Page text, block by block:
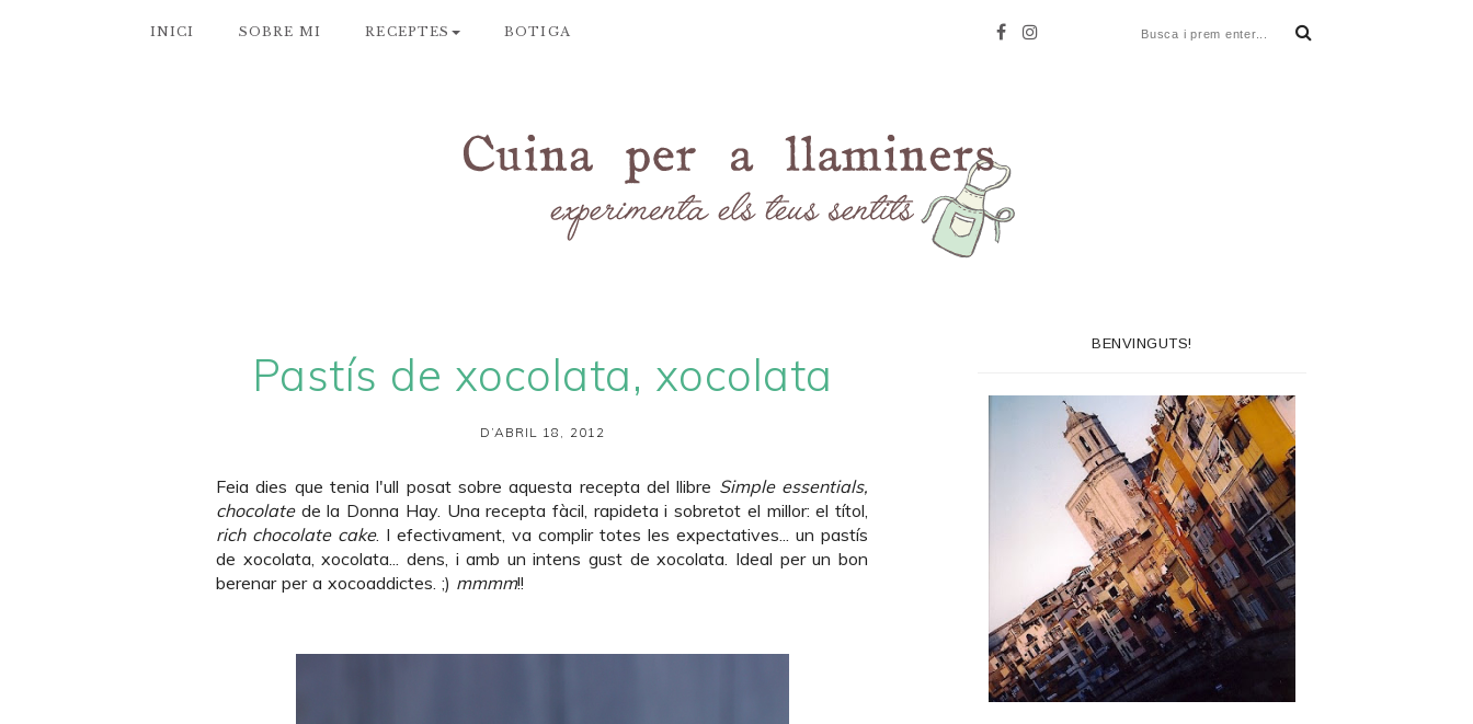
INICI SOBRE MI RECEPTES BOTIGA
Pastís de xocolata, xocolata
D’ABRIL 18, 2012
Feia dies que tenia l'ull posat sobre aquesta recepta del llibre Simple essentials,
chocolatede la Donna Hay. Una recepta fàcil, rapideta i sobretot el millor: el títol,
rich chocolate cake. I efectivament, va complir totes les expectatives... un pastís
de xocolata, xocolata... dens, i amb un intens gust de xocolata. Ideal per un bon
berenar per a xocoaddictes. ;) mmmm!!
BENVINGUTS!